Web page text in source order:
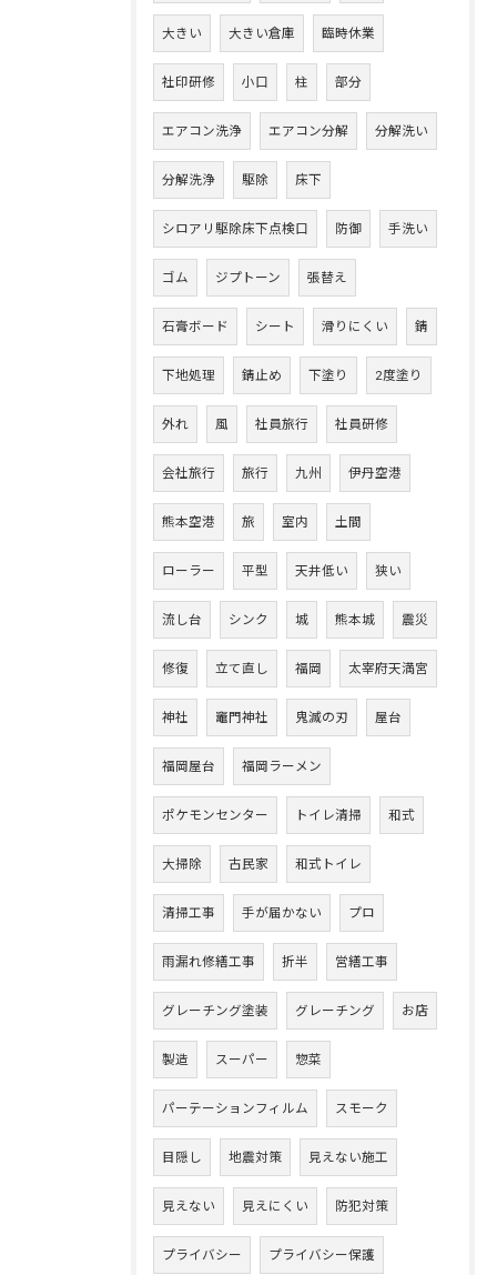
大きい 大きい倉庫 臨時休業
社印研修 小口 柱 部分
エアコン洗浄 エアコン分解 分解洗い
分解洗浄 駆除 床下
シロアリ駆除床下点検口 防御 手洗い
ゴム ジプトーン 張替え
石膏ボード シート 滑りにくい 錆
下地処理 錆止め 下塗り 2度塗り
外れ 風 社員旅行 社員研修
会社旅行 旅行 九州 伊丹空港
熊本空港 旅 室内 土間
ローラー 平型 天井低い 狭い
流し台 シンク 城 熊本城 震災
修復 立て直し 福岡 太宰府天満宮
神社 竈門神社 鬼滅の刃 屋台
福岡屋台 福岡ラーメン
ポケモンセンター トイレ清掃 和式
大掃除 古民家 和式トイレ
清掃工事 手が届かない プロ
雨漏れ修繕工事 折半 営繕工事
グレーチング塗装 グレーチング お店
製造 スーパー 惣菜
パーテーションフィルム スモーク
目隠し 地震対策 見えない施工
見えない 見えにくい 防犯対策
プライバシー プライバシー保護